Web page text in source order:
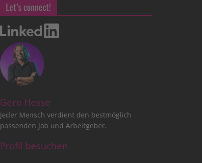
Let’s connect!
Gero Hesse
Jeder Mensch verdient den bestmöglich
passenden Job und Arbeitgeber.
Profil besuchen